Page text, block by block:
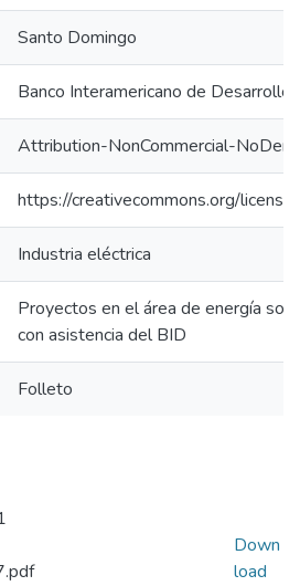
Santo Domingo
Banco Interamericano de Desarrollo
Attribution-NonCommercial-
https://creativecommons.org/
Industria eléctrica
Proyectos en el área de energía
con asistencia del BID
Folleto
Down
load